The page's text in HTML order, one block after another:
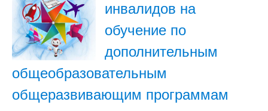
инвалидов на
обучение по
дополнительным
общеобразовательным
общеразвивающим программам